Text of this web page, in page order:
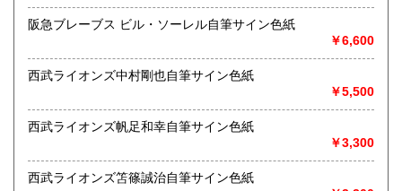
取り扱い分野
阪急ブレーブス ビル・ソーレル自筆サイン色紙
￥6,600
西武ライオンズ中村剛也自筆サイン色紙
￥5,500
西武ライオンズ帆足和幸自筆サイン色紙
￥3,300
西武ライオンズ笘篠誠治自筆サイン色紙